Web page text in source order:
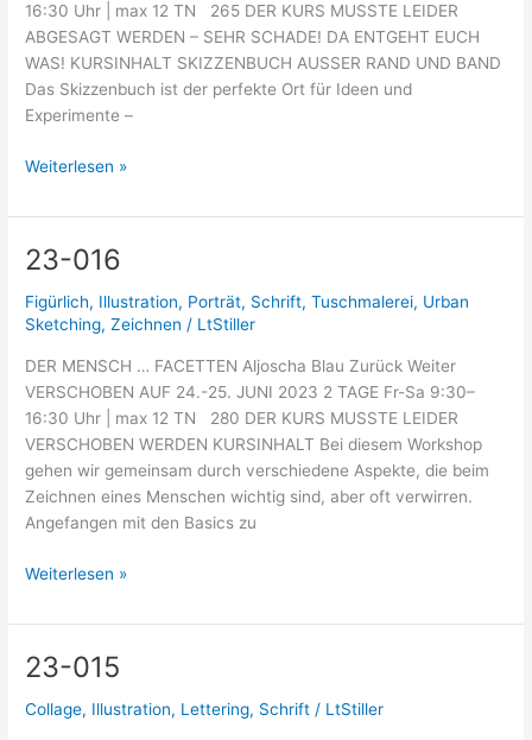
16:30 Uhr | max 12 TN 265 DER KURS MUSSTE LEIDER
ABGESAGT WERDEN – SEHR SCHADE! DA ENTGEHT EUCH
WAS! KURSINHALT SKIZZENBUCH AUSSER RAND UND BAND
Das Skizzenbuch ist der perfekte Ort für Ideen und
Experimente –
Weiterlesen »
23-016
Figürlich, Illustration, Porträt, Schrift,Tuschmalerei, Urban
Sketching,Zeichnen / LtStiller
DER MENSCH … FACETTEN Aljoscha Blau Zurück Weiter
VERSCHOBEN AUF 24.-25. JUNI 2023 2 TAGE Fr-Sa 9:30–
16:30 Uhr | max 12 TN 280 DER KURS MUSSTE LEIDER
VERSCHOBEN WERDEN KURSINHALT Bei diesem Workshop
gehen wir gemeinsam durch verschiedene Aspekte, die beim
Zeichnen eines Menschen wichtig sind, aber oft verwirren.
Angefangen mit den Basics zu
23-
Weiterlesen »
23-015
Collage, Illustration, Lettering, Schrift / LtStiller
23-